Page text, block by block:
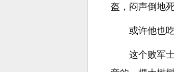
盔，闷声倒地
或许他也
这个败军